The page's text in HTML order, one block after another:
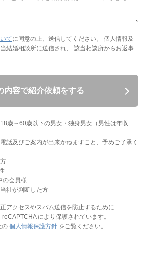
てに同意の上、送信してください。
個人情報及
結婚相談所に送信され、 該当相談所からお返事
内容で紹介依頼をする
歳～60歳以下の男女・独身男女（男性は年収
話及びご案内が出来かねますこと、予めご了承く
の会員様
社が判断した方
アクセスやスパム送信を防止するために
により保護されています。
の 個人情報保護方針 をご覧ください。